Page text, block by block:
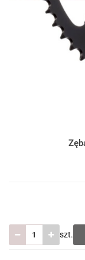
szt.